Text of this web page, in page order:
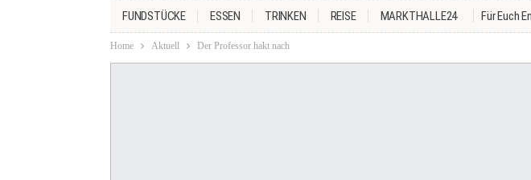
FUNDSTÜCKE ESSEN TRINKEN REISE MARKTHALLE24 Für Euch
Home Aktuell Der Professor hakt nach